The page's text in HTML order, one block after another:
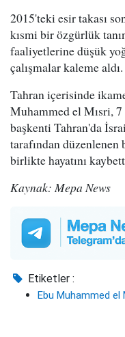
2015'teki esir takası
kısmi bir özgürlük
faaliyetlerine düşük
çalışmalar kaleme aldı.
Tahran içerisinde
Muhammed el Mısri,
başkenti Tahran'da
tarafından düzenlenen
birlikte hayatını
Kaynak: Mepa News
Etiketler :
Ebu Muhammed el